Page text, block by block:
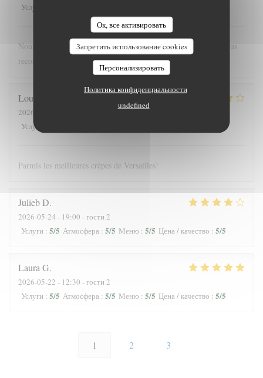
Ок, все активировать
Запретить использование cookies
Персонализировать
Политика конфиденциальности
undefined
Услуги
Nous nous sommes régalés, joli restaurant, bonne ambiance. Nous
recommandons !
Louis
2026-05-25
Услуги
Parmis les meilleures crèpes de Versailles!
JuliebD
2026-05-24 - 19:00 - гости 2
Услуги : 5/5 Атмосфера : 5/5 Меню : 5/5 Цена / качество : 5/5
Laura G
2026-05-22 - 12:30 - гости 2
Услуги : 5/5 Атмосфера : 5/5 Меню : 5/5 Цена / качество : 5/5
1 2 3